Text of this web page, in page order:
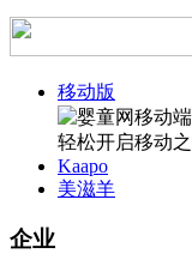
移动版
轻松开启移动
Kaapo
美滋羊
企业